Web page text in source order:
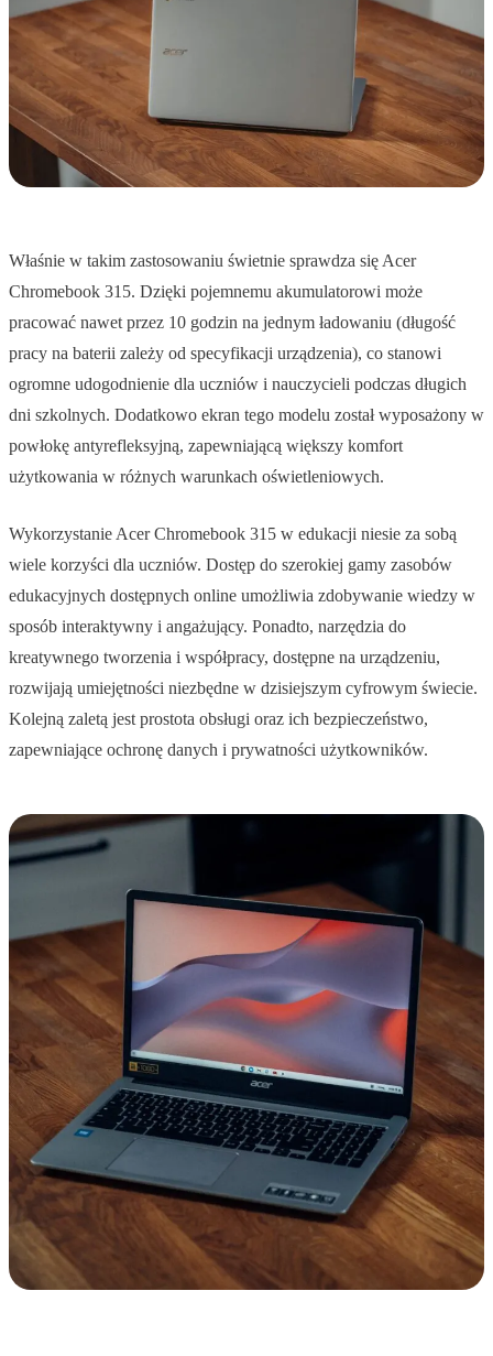
Właśnie w takim zastosowaniu świetnie sprawdza się Acer
Chromebook 315. Dzięki pojemnemu akumulatorowi może
pracować nawet przez 10 godzin na jednym ładowaniu (długość
pracy na baterii zależy od specyfikacji urządzenia), co stanowi
ogromne udogodnienie dla uczniów i nauczycieli podczas długich
dni szkolnych. Dodatkowo ekran tego modelu został wyposażony w
powłokę antyrefleksyjną, zapewniającą większy komfort
użytkowania w różnych warunkach oświetleniowych.
Wykorzystanie Acer Chromebook 315 w edukacji niesie za sobą
wiele korzyści dla uczniów. Dostęp do szerokiej gamy zasobów
edukacyjnych dostępnych online umożliwia zdobywanie wiedzy w
sposób interaktywny i angażujący. Ponadto, narzędzia do
kreatywnego tworzenia i współpracy, dostępne na urządzeniu,
rozwijają umiejętności niezbędne w dzisiejszym cyfrowym świecie.
Kolejną zaletą jest prostota obsługi oraz ich bezpieczeństwo,
zapewniające ochronę danych i prywatności użytkowników.